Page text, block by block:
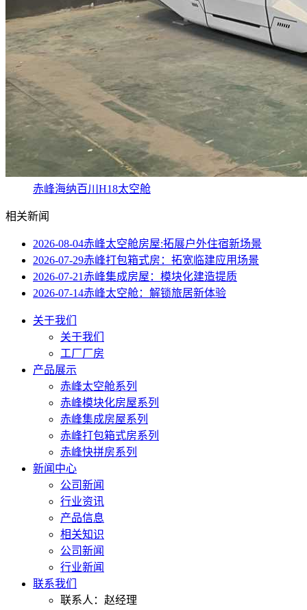
赤峰海纳百川H18太空舱
相关新闻
2026-08-04赤峰太空舱房屋:拓展户外住宿新场景
2026-07-29赤峰打包箱式房：拓宽临建应用场景
2026-07-21赤峰集成房屋：模块化建造提质
2026-07-14赤峰太空舱：解锁旅居新体验
关于我们
关于我们
工厂厂房
产品展示
赤峰太空舱系列
赤峰模块化房屋系列
赤峰集成房屋系列
赤峰打包箱式房系列
赤峰快拼房系列
新闻中心
公司新闻
行业资讯
产品信息
相关知识
公司新闻
行业新闻
联系我们
联系人：赵经理